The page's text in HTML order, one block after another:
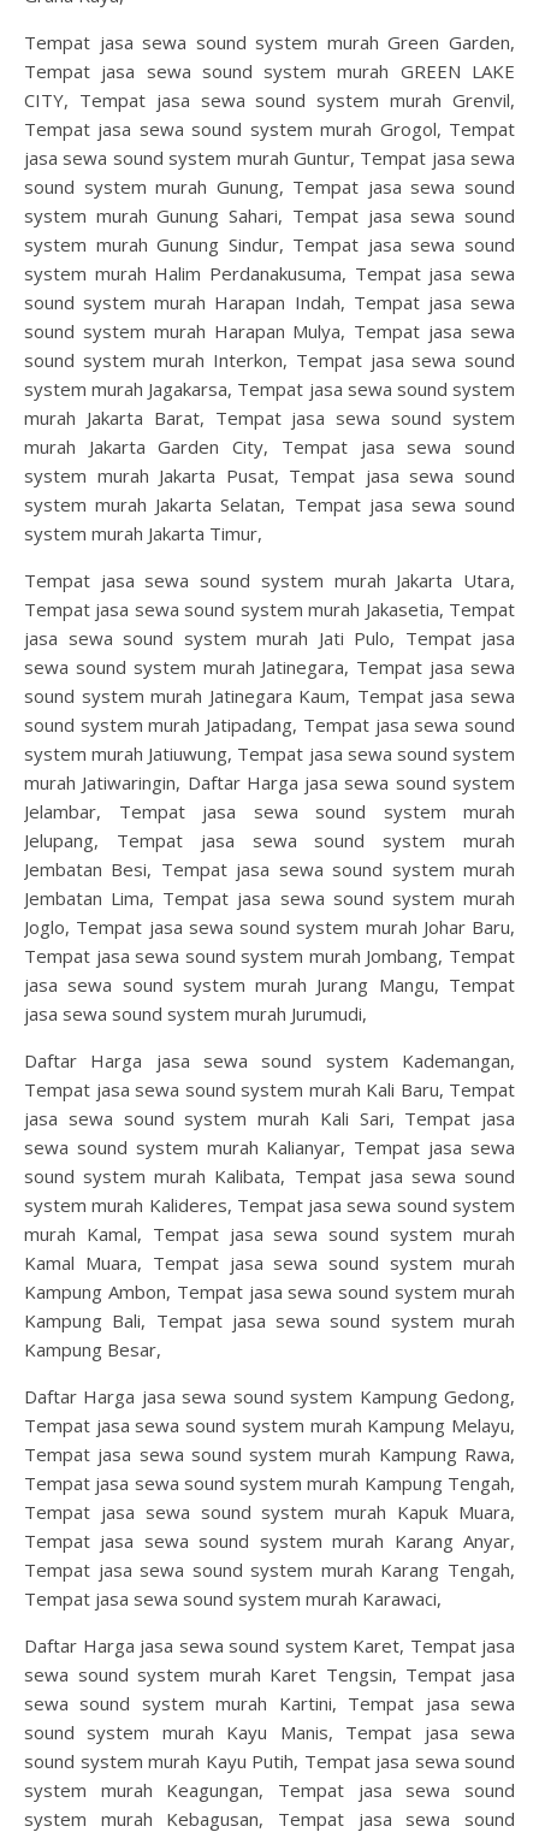
Tempat jasa sewa sound system murah Green Garden,
Tempat jasa sewa sound system murah GREEN LAKE
CITY, Tempat jasa sewa sound system murah Grenvil,
Tempat jasa sewa sound system murah Grogol, Tempat
jasa sewa sound system murah Guntur, Tempat jasa sewa
sound system murah Gunung, Tempat jasa sewa sound
system murah Gunung Sahari, Tempat jasa sewa sound
system murah Gunung Sindur, Tempat jasa sewa sound
system murah Halim Perdanakusuma, Tempat jasa sewa
sound system murah Harapan Indah, Tempat jasa sewa
sound system murah Harapan Mulya, Tempat jasa sewa
sound system murah Interkon, Tempat jasa sewa sound
system murah Jagakarsa, Tempat jasa sewa sound system
murah Jakarta Barat, Tempat jasa sewa sound system
murah Jakarta Garden City, Tempat jasa sewa sound
system murah Jakarta Pusat, Tempat jasa sewa sound
system murah Jakarta Selatan, Tempat jasa sewa sound
system murah Jakarta Timur,
Tempat jasa sewa sound system murah Jakarta Utara,
Tempat jasa sewa sound system murah Jakasetia, Tempat
jasa sewa sound system murah Jati Pulo, Tempat jasa
sewa sound system murah Jatinegara, Tempat jasa sewa
sound system murah Jatinegara Kaum, Tempat jasa sewa
sound system murah Jatipadang, Tempat jasa sewa sound
system murah Jatiuwung, Tempat jasa sewa sound system
murah Jatiwaringin, Daftar Harga jasa sewa sound system
Jelambar, Tempat jasa sewa sound system murah
Jelupang, Tempat jasa sewa sound system murah
Jembatan Besi, Tempat jasa sewa sound system murah
Jembatan Lima, Tempat jasa sewa sound system murah
Joglo, Tempat jasa sewa sound system murah Johar Baru,
Tempat jasa sewa sound system murah Jombang, Tempat
jasa sewa sound system murah Jurang Mangu, Tempat
jasa sewa sound system murah Jurumudi,
Daftar Harga jasa sewa sound system Kademangan,
Tempat jasa sewa sound system murah Kali Baru, Tempat
jasa sewa sound system murah Kali Sari, Tempat jasa
sewa sound system murah Kalianyar, Tempat jasa sewa
sound system murah Kalibata, Tempat jasa sewa sound
system murah Kalideres, Tempat jasa sewa sound system
murah Kamal, Tempat jasa sewa sound system murah
Kamal Muara, Tempat jasa sewa sound system murah
Kampung Ambon, Tempat jasa sewa sound system murah
Kampung Bali, Tempat jasa sewa sound system murah
Kampung Besar,
Daftar Harga jasa sewa sound system Kampung Gedong,
Tempat jasa sewa sound system murah Kampung Melayu,
Tempat jasa sewa sound system murah Kampung Rawa,
Tempat jasa sewa sound system murah Kampung Tengah,
Tempat jasa sewa sound system murah Kapuk Muara,
Tempat jasa sewa sound system murah Karang Anyar,
Tempat jasa sewa sound system murah Karang Tengah,
Tempat jasa sewa sound system murah Karawaci,
Daftar Harga jasa sewa sound system Karet, Tempat jasa
sewa sound system murah Karet Tengsin, Tempat jasa
sewa sound system murah Kartini, Tempat jasa sewa
sound system murah Kayu Manis, Tempat jasa sewa
sound system murah Kayu Putih, Tempat jasa sewa sound
system murah Keagungan, Tempat jasa sewa sound
system murah Kebagusan, Tempat jasa sewa sound